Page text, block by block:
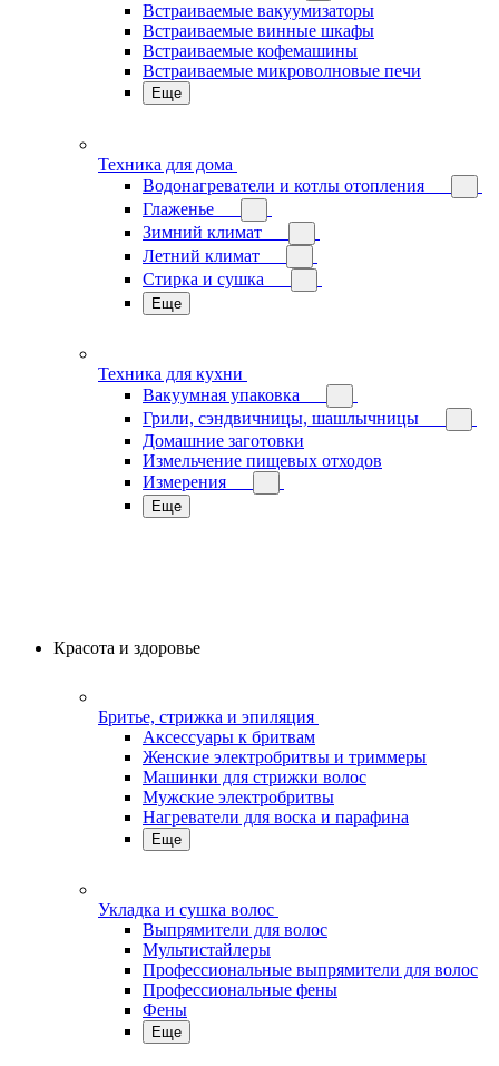
Встраиваемые вакуумизаторы
Встраиваемые винные шкафы
Встраиваемые кофемашины
Встраиваемые микроволновые печи
Еще
Техника для дома
Водонагреватели и котлы отопления
Глаженье
Зимний климат
Летний климат
Стирка и сушка
Еще
Техника для кухни
Вакуумная упаковка
Грили, сэндвичницы, шашлычницы
Домашние заготовки
Измельчение пищевых отходов
Измерения
Еще
Красота и здоровье
Бритье, стрижка и эпиляция
Аксессуары к бритвам
Женские электробритвы и триммеры
Машинки для стрижки волос
Мужские электробритвы
Нагреватели для воска и парафина
Еще
Укладка и сушка волос
Выпрямители для волос
Мультистайлеры
Профессиональные выпрямители для волос
Профессиональные фены
Фены
Еще